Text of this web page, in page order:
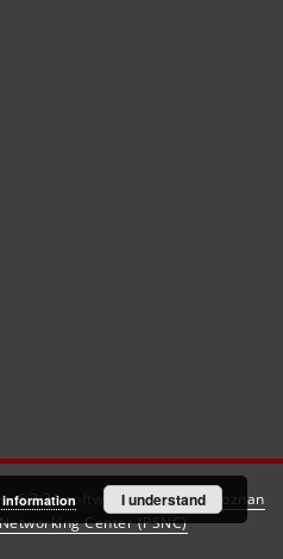
6.3.21software created by
Poznan
Center (PSNC)
information I understand